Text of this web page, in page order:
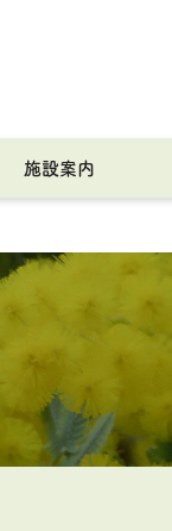
施設案内